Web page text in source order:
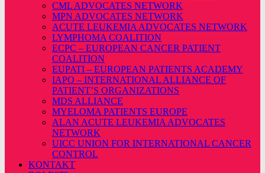
CML ADVOCATES NETWORK
MPN ADVOCATES NETWORK
ACUTE LEUKEMIA ADVOCATES NETWORK
LYMPHOMA COALITION
ECPC – EUROPEAN CANCER PATIENT
COALITION
EUPATI – EUROPEAN PATIENTS ACADEMY
IAPO – INTERNATIONAL ALLIANCE OF
PATIENT’S ORGANIZATIONS
MDS ALLIANCE
MYELOMA PATIENTS EUROPE
ALAN ACUTE LEUKEMIA ADVOCATES
NETWORK
UICC UNION FOR INTERNATIONAL CANCER
CONTROL
KONTAKT